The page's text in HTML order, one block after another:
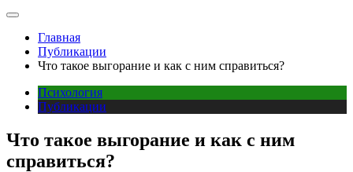
Главная
Публикации
Что такое выгорание и как с ним справиться?
Психология
Публикации
Что такое выгорание и как с ним
справиться?